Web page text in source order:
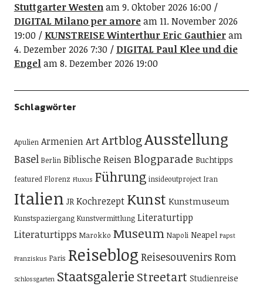
Stuttgarter Westenam 9. Oktober 2026 16:00
DIGITAL Milano per amoream 11. November 2026
19:00
KUNSTREISE Winterthur Eric Gauthieram
4. Dezember 2026 7:30
DIGITAL Paul Klee und die
Engelam 8. Dezember 2026 19:00
Schlagwörter
Apulien ArmenienArtArtblogAusstellung
Basel Berlin Biblische ReisenBlogparade Buchtipps
featured Florenz Fluxus Führung insideoutproject Iran
Italien JR Kochrezept Kunst Kunstmuseum
Kunstspaziergang Kunstvermittlung Literaturtipp
Literaturtipps Marokko Museum Napoli Neapel Papst
Franziskus Paris Reiseblog ReisesouvenirsRom
Schlossgarten Staatsgalerie Streetart Studienreise